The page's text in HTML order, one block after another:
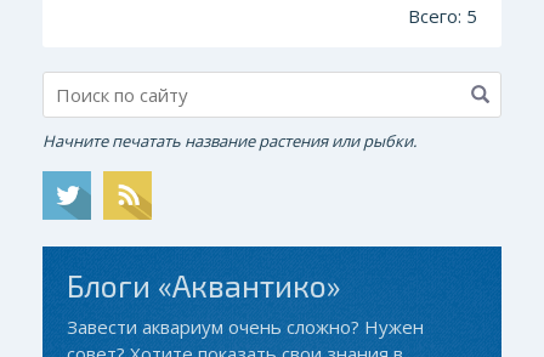
Всего: 5
Начните печатать название растения или рыбки.
Блоги «Аквантико»
Завести аквариум очень сложно? Нужен